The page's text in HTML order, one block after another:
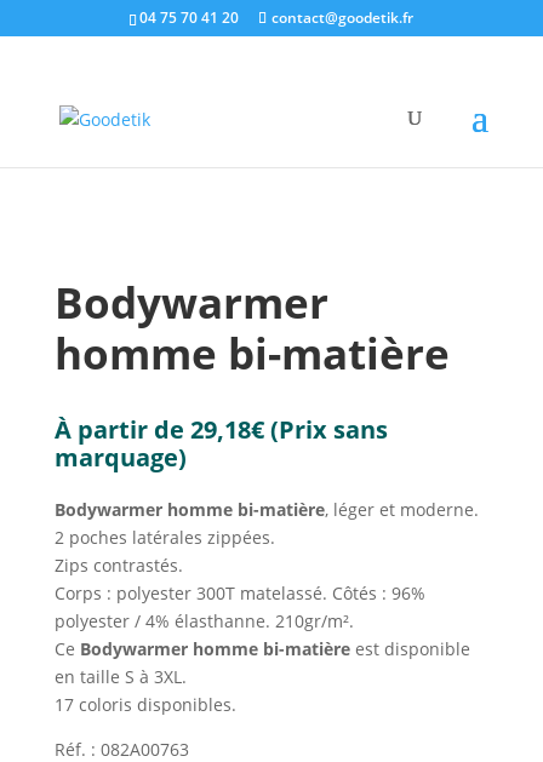
04 75 70 41 20 contact@goodetik.fr
e-shop/Textiles & Casquettes Vestes & Parkas
Bodywarmer
homme bi-matière
À partir de 29,18€(Prix sans
marquage)
Bodywarmer homme bi-matière, léger et moderne.
2 poches latérales zippées.
Zips contrastés.
Corps : polyester 300T matelassé. Côtés : 96%
polyester / 4% élasthanne. 210gr/m².
Ce Bodywarmer homme bi-matière est disponible
en taille S à 3XL.
17 coloris disponibles.
Réf. : 082A00763